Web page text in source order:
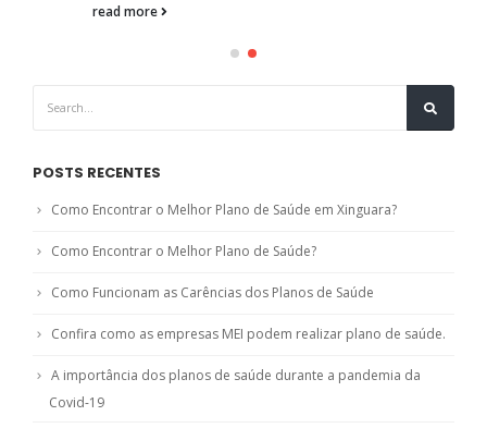
read more
POSTS RECENTES
Como Encontrar o Melhor Plano de Saúde em Xinguara?
Como Encontrar o Melhor Plano de Saúde?
Como Funcionam as Carências dos Planos de Saúde
Confira como as empresas MEI podem realizar plano de saúde.
A importância dos planos de saúde durante a pandemia da
Covid-19